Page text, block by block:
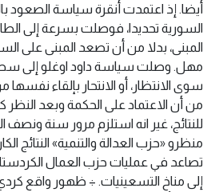
أيضا. إذ اعتمدت أنقرة سياسة الصعود
السورية تحديدا، فوصلت بسرعة إلى
المبنى، بدلا من أن تصعد المبنى على
مهل. وصلت سياسة داود اوغلو إلى سطح
سوى الانتظار، أو الانتحار بإلقاء
من أن الاعتماد على الحكمة وبعد النظر
للنتائج، غير انه استلزم مرور سنة
منظرو «حزب العدالة والتنمية» النتائج
تصاعد في عمليات حزب العمال
إلى مناخ التسعينيات. ÷ ظهور واقع